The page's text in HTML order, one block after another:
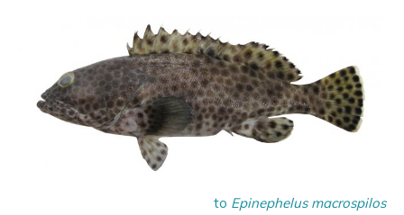
to Epinephelus macrospilos